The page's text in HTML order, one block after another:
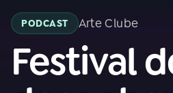
Buscar
na
Rádio
na
Rádio
PODCAST Arte Clube
Festival